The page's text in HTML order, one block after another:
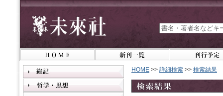
HOME >> 詳細検索 >> 検索結果